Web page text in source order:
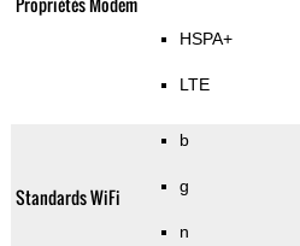
HSPA+
LTE
Standards WiFi
b
g
n